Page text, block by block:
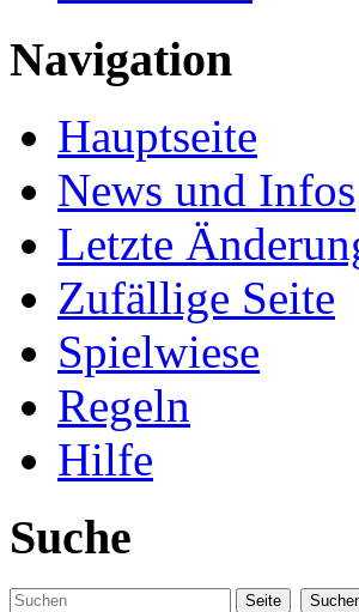
Navigation
Hauptseite
News und Infos
Letzte
Zufällige Seite
Spielwiese
Regeln
Hilfe
Suche